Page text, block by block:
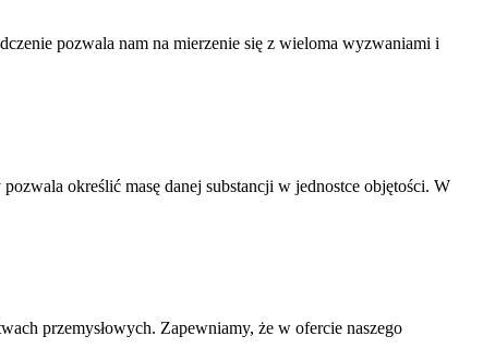
pozwala nam na mierzenie się z wieloma wyzwaniami i
określić masę danej substancji w jednostce objętości. W
przemysłowych. Zapewniamy, że w ofercie naszego